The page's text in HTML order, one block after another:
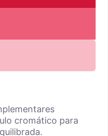
cromático para